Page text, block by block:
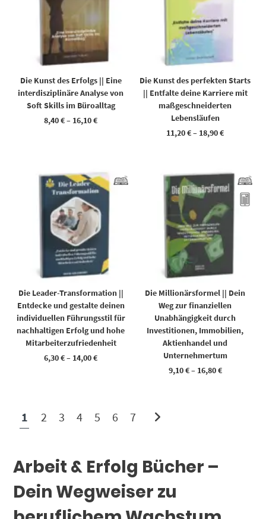
Die Kunst des Erfolgs || Eine
interdisziplinäre Analyse von
Soft Skills im Büroalltag
8,40€– 16,10€
Die Kunst des perfekten Starts
|| Entfalte deine Karriere mit
maßgeschneiderten
Lebensläufen
11,20€– 18,90€
Die Leader-Transformation ||
Entdecke und gestalte deinen
individuellen Führungsstil für
nachhaltigen Erfolg und hohe
Mitarbeiterzufriedenheit
6,30€– 14,00€
Die Millionärsformel || Dein
Weg zur finanziellen
Unabhängigkeit durch
Investitionen, Immobilien,
Aktienhandel und
Unternehmertum
9,10€– 16,80€
1 2 3 4 5 6 7
Arbeit & Erfolg Bücher –
Dein Wegweiser zu